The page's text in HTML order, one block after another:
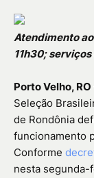
Atendimento
11h30;
Porto Velho, RO
Seleção
de Rondônia
funcionamento
Conforme
nesta segunda-